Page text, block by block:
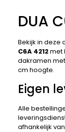
DUA
Bekijk in deze
C6A 4212met
dakramen
cm hoogte.
Eigen
Alle
afhankelijk